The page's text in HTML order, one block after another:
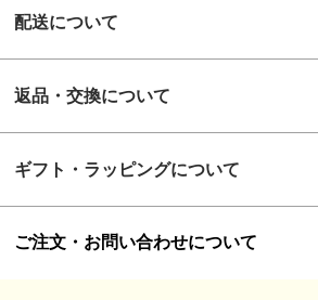
配送について
返品・交換について
ギフト・ラッピングについて
ご注文・お問い合わせについて